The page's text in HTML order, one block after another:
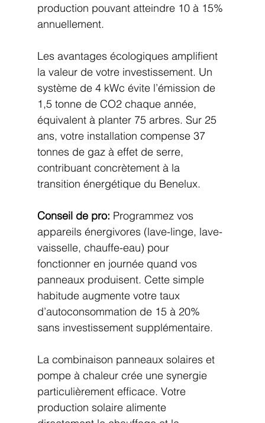
production pouvant atteindre 10 à 15%
annuellement.
Les avantages écologiques amplifient
la valeur de votre investissement. Un
système de 4 kWc évite l’émission de
1,5 tonne de CO2 chaque année,
équivalent à planter 75 arbres. Sur 25
ans, votre installation compense 37
tonnes de gaz à effet de serre,
contribuant concrètement à la
transition énergétique du Benelux.
Conseil de pro: Programmez vos
appareils énergivores (lave-linge, lave-
vaisselle, chauffe-eau) pour
fonctionner en journée quand vos
panneaux produisent. Cette simple
habitude augmente votre taux
d’autoconsommation de 15 à 20%
sans investissement supplémentaire.
La combinaison panneaux solaires et
pompe à chaleur crée une synergie
particulièrement efficace. Votre
production solaire alimente